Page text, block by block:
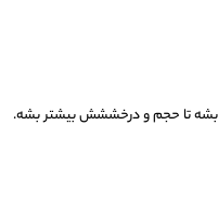
تا حجم و درخششش بیشتر بشه.